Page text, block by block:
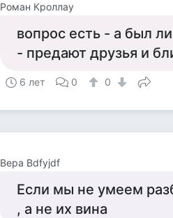
Роман Кроллау
вопрос есть - а был
- предают друзья и
6 лет 0 0
Вера Bdfyjdf
Если мы не умеем
, а не их вина